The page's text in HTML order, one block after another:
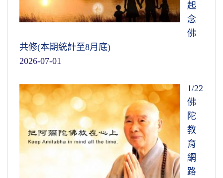
起
念
佛
共修(本期統計至8月底)
2026-07-01
1/22
佛
陀
教
育
網
路